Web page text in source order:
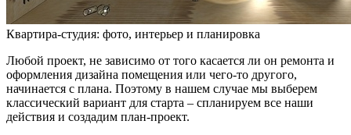
Квартира-студия: фото, интерьер и планировка
Любой проект, не зависимо от того касается ли он ремонта и
оформления дизайна помещения или чего-то другого,
начинается с плана. Поэтому в нашем случае мы выберем
классический вариант для старта – спланируем все наши
действия и создадим план-проект.